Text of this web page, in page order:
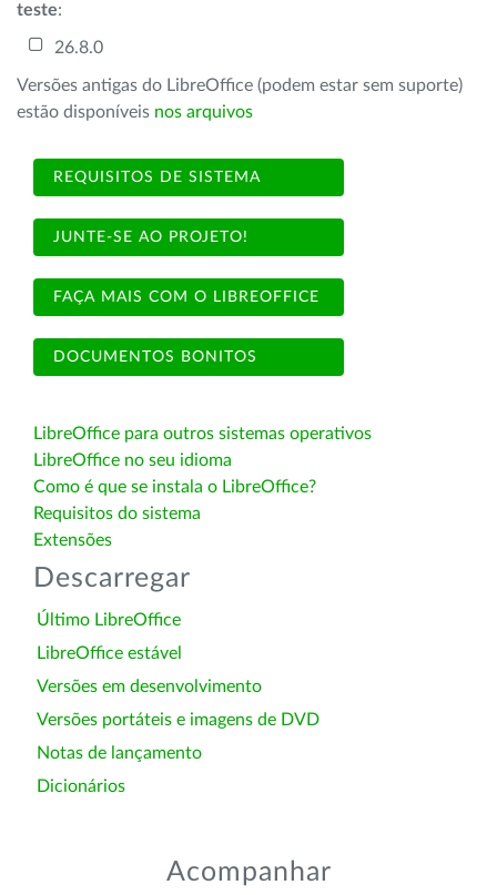
teste:
26.8.0
Versões antigas do LibreOffice (podem estar sem suporte)
estão disponíveis nos arquivos
REQUISITOS DE SISTEMA
JUNTE-SE AO PROJETO!
FAÇA MAIS COM O LIBREOFFICE
DOCUMENTOS BONITOS
LibreOffice para outros sistemas operativos
LibreOffice no seu idioma
Como é que se instala o LibreOffice?
Requisitos do sistema
Extensões
Descarregar
Último LibreOffice
LibreOffice estável
Versões em desenvolvimento
Versões portáteis e imagens de DVD
Notas de lançamento
Dicionários
Acompanhar